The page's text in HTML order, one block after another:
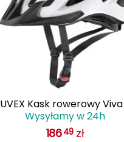
UVEX Kask rowerowy
biały
Wysyłamy w 24h
18649 zł